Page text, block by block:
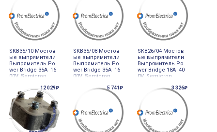
SKB35/10 Мостов
ые выпрямители
Выпрямитель Po
wer Bridge 35A 16
00V, Semicron
SKB35/08 Мостов
ые выпрямители
Выпрямитель Po
wer Bridge 35A 16
00V, Semicron
SKB26/04 Мостов
ые выпрямители
Выпрямитель Po
wer Bridge 18A 40
0V, Semicron
12 029₽ 5 741₽ 3 326₽